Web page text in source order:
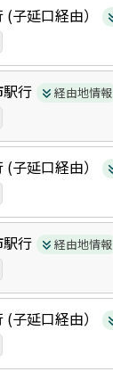
(子延口経由）
行 経由地情報
(子延口経由）
行 経由地情報
(子延口経由）